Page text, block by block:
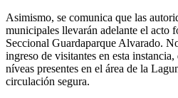
Asimismo, se comunica que las
municipales llevarán adelante el acto
Seccional Guardaparque Alvarado.
ingreso de visitantes en esta
níveas presentes en el área de la
circulación segura.